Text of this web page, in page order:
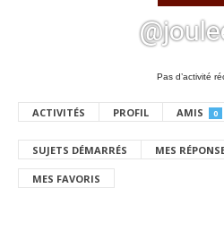
Pas d’activité
ACTIVITÉS PROFIL AMIS 0
SUJETS DÉMARRÉS MES
MES FAVORIS